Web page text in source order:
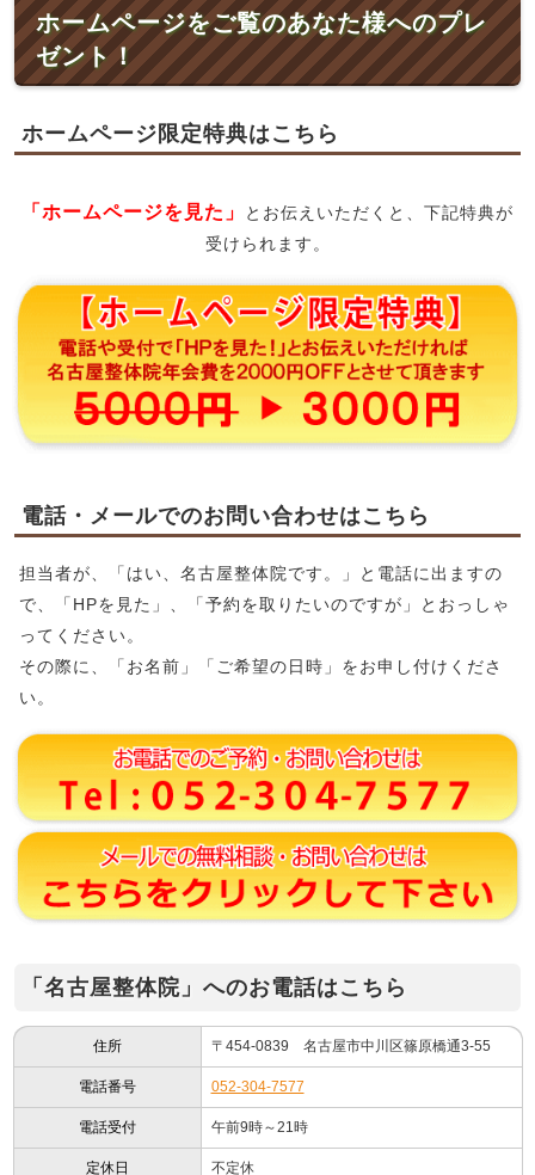
ホームページをご覧のあなた様へのプレ
ゼント！
ホームページ限定特典はこちら
「ホームページを見た」
とお伝えいただくと、下記特典が
受けられます。
電話・メールでのお問い合わせはこちら
担当者が、「はい、名古屋整体院です。」と電話に出ますの
で、「HPを見た」、「予約を取りたいのですが」とおっしゃ
ってください。
その際に、「お名前」「ご希望の日時」をお申し付けくださ
い。
「名古屋整体院」へのお電話はこちら
住所 〒454-0839 名古屋市中川区篠原橋通3-55
電話番号 052-304-7577
電話受付 午前9時～21時
定休日 不定休